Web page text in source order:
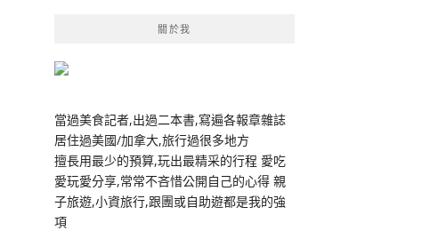
關於我
當過美食記者,出過二本書,寫遍各報章雜誌
居住過美國/加拿大,旅行過很多地方
擅長用最少的預算,玩出最精采的行程 愛吃
愛玩愛分享,常常不吝惜公開自己的心得 親
子旅遊,小資旅行,跟團或自助遊都是我的強
項